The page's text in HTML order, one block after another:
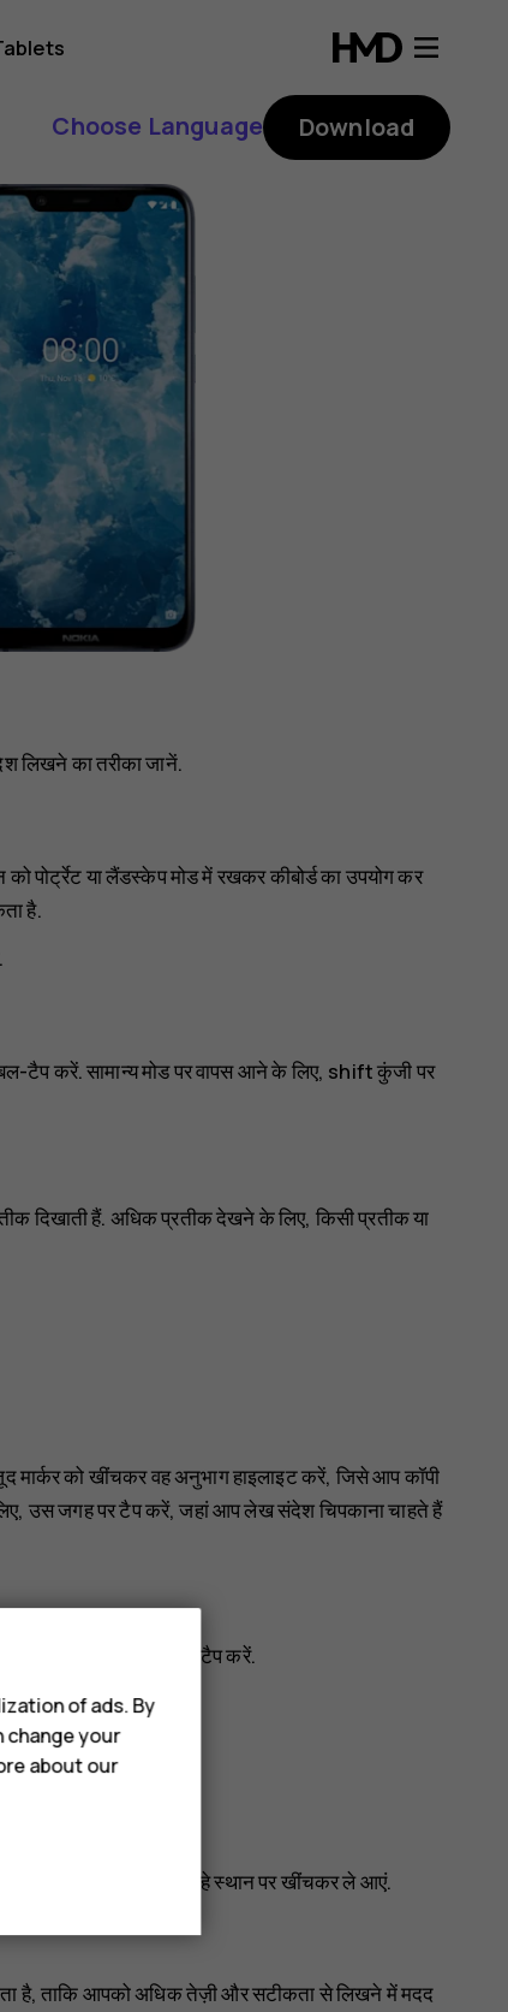
Choose Language Download
लिखने का तरीका जानें.
या लैंडस्केप मोड में रखकर कीबोर्ड का उपयोग कर
है.
करें. सामान्य मोड पर वापस आने के लिए, shift कुंजी पर
दिखाती हैं. अधिक प्रतीक देखने के लिए, किसी प्रतीक या
को खींचकर वह अनुभाग हाइलाइट करें, जिसे आप कॉपी
उस जगह पर टैप करें, जहां आप लेख संदेश चिपकाना चाहते हैं
एक्सेंट या एक्सेंट युक्त वर्ण पर टैप करें.
करें और कर्सर को अपने मनचाहे स्थान पर खींचकर ले आएं.
है, ताकि आपको अधिक तेज़ी और सटीकता से लिखने में मदद
of ads. By
change your
about our